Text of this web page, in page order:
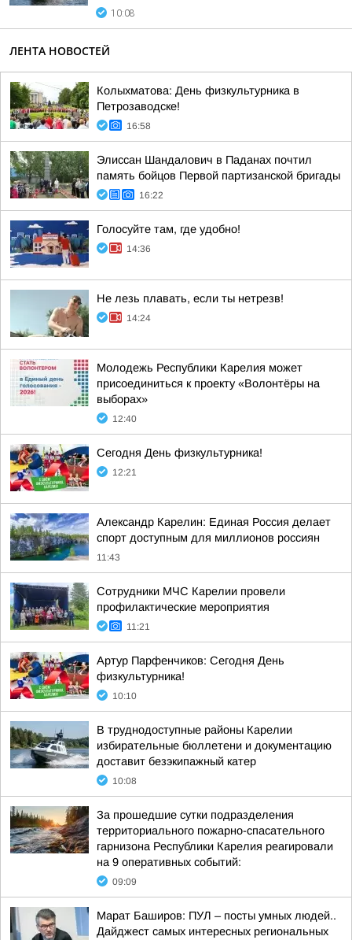
10:08
ЛЕНТА НОВОСТЕЙ
Колыхматова: День физкультурника в
Петрозаводске!
16:58
Элиссан Шандалович в Паданах почтил
память бойцов Первой партизанской бригады
16:22
Голосуйте там, где удобно!
14:36
Не лезь плавать, если ты нетрезв!
14:24
Молодежь Республики Карелия может
присоединиться к проекту «Волонтёры на
выборах»
12:40
Сегодня День физкультурника!
12:21
Александр Карелин: Единая Россия делает
спорт доступным для миллионов россиян
11:43
Сотрудники МЧС Карелии провели
профилактические мероприятия
11:21
Артур Парфенчиков: Сегодня День
физкультурника!
10:10
В труднодоступные районы Карелии
избирательные бюллетени и документацию
доставит безэкипажный катер
10:08
За прошедшие сутки подразделения
территориального пожарно-спасательного
гарнизона Республики Карелия реагировали
на 9 оперативных событий:
09:09
Марат Баширов: ПУЛ – посты умных людей..
Дайджест самых интересных региональных